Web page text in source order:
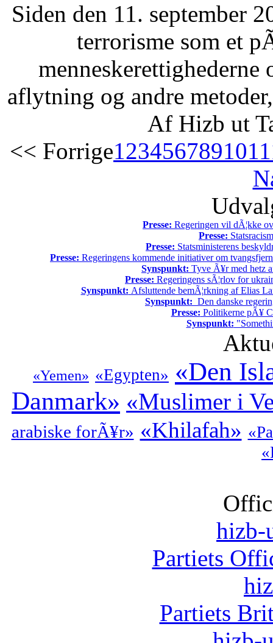
Siden den 11. september
terrorisme som et
aflytning og andre
Af Hizb ut
<< Forrige1234567891011
Presse: Regeringen vil dÃ¦kke
Presse:
Presse: Statsministerens
Presse: Regeringens kommende initiativer om
Synspunkt: Tyve Ã¥r med hetz
Presse: Regeringens sÃ¦rlov for
Synspunkt: Afsluttende bemÃ¦rkning af Elias
Synspunkt: Den danske
Presse: Politikerne pÃ¥
Synspunkt:
«Yemen» «Egypten» «Den
Danmark» «Muslimer i
arabiske forÃ¥r» «Khilafah»
hizb-
Partiets
Partiets